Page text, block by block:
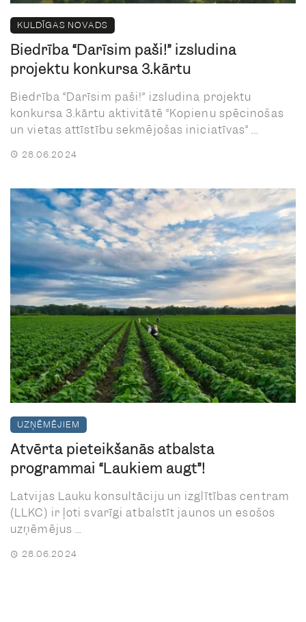
KULDĪGAS NOVADS
Biedrība “Darīsim paši!” izsludina
projektu konkursa 3.kārtu
Biedrība “Darīsim paši!” izsludina projektu
konkursa 3.kārtu aktivitātē “Kopienu spēcinošas
un vietas attīstību sekmējošas iniciatīvas” ...
28.06.2024
UZŅĒMĒJIEM
Atvērta pieteikšanās atbalsta
programmai “Laukiem augt”!
Latvijas Lauku konsultāciju un izglītības centram
(LLKC) ir ļoti svarīgi atbalstīt jaunos un esošos
uzņēmējus ...
28.06.2024